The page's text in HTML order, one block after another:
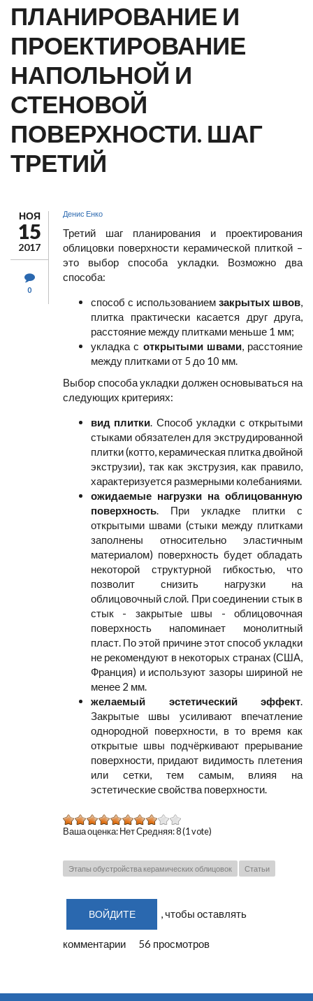
ПЛАНИРОВАНИЕ И
ПРОЕКТИРОВАНИЕ
НАПОЛЬНОЙ И
СТЕНОВОЙ
ПОВЕРХНОСТИ. ШАГ
ТРЕТИЙ
НОЯ
15
2017
0
Денис Енко
Третий шаг планирования и проектирования
облицовки поверхности керамической плиткой –
это выбор способа укладки. Возможно два
способа:
способ с использованием закрытых швов,
плитка практически касается друг друга,
расстояние между плитками меньше 1 мм;
укладка с открытыми швами, расстояние
между плитками от 5 до 10 мм.
Выбор способа укладки должен основываться на
следующих критериях:
вид плитки. Способ укладки с открытыми
стыками обязателен для экструдированной
плитки (котто, керамическая плитка двойной
экструзии), так как экструзия, как правило,
характеризуется размерными колебаниями.
ожидаемые нагрузки на облицованную
поверхность. При укладке плитки с
открытыми швами (стыки между плитками
заполнены относительно эластичным
материалом) поверхность будет обладать
некоторой структурной гибкостью, что
позволит снизить нагрузки на
облицовочный слой. При соединении стык в
стык - закрытые швы - облицовочная
поверхность напоминает монолитный
пласт. По этой причине этот способ укладки
не рекомендуют в некоторых странах (США,
Франция) и используют зазоры шириной не
менее 2 мм.
желаемый эстетический эффект.
Закрытые швы усиливают впечатление
однородной поверхности, в то время как
открытые швы подчёркивают прерывание
поверхности, придают видимость плетения
или сетки, тем самым, влияя на
эстетические свойства поверхности.
Ваша оценка:НетСредняя:8(1 vote)
Этапы обустройства керамических облицовок Статьи
ВОЙДИТЕ , чтобы оставлять
комментарии 56 просмотров